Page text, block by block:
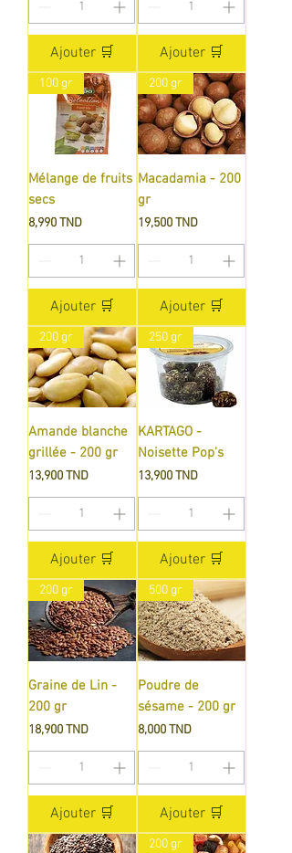
Ajouter 🛒 Ajouter 🛒
100 gr
Mélange de fruits
secs
Prix
8,990 TND
Ajouter 🛒
200 gr
Macadamia - 200
gr
Prix
19,500 TND
Ajouter 🛒
200 gr
Amande blanche
grillée - 200 gr
Prix
13,900 TND
Ajouter 🛒
250 gr
KARTAGO -
Noisette Pop's
Prix
13,900 TND
Ajouter 🛒
200 gr
Graine de Lin -
200 gr
Prix
18,900 TND
Ajouter 🛒
500 gr
Poudre de
sésame - 200 gr
Prix
8,000 TND
Ajouter 🛒
200 gr